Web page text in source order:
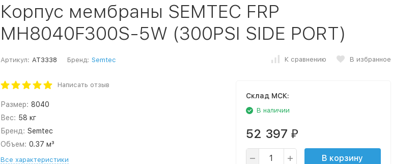
Корпус мембраны SEMTEC FRP
MH8040F300S-5W (300PSI SIDE PORT)
Артикул: AT3338 Бренд: Semtec К сравнению В избранное
Написать отзыв
Размер: 8040
Вес: 58 кг
Бренд: Semtec
Объем: 0.37 м³
Все характеристики
Cклад МСК:
В наличии
52 397 ₽
В корзину